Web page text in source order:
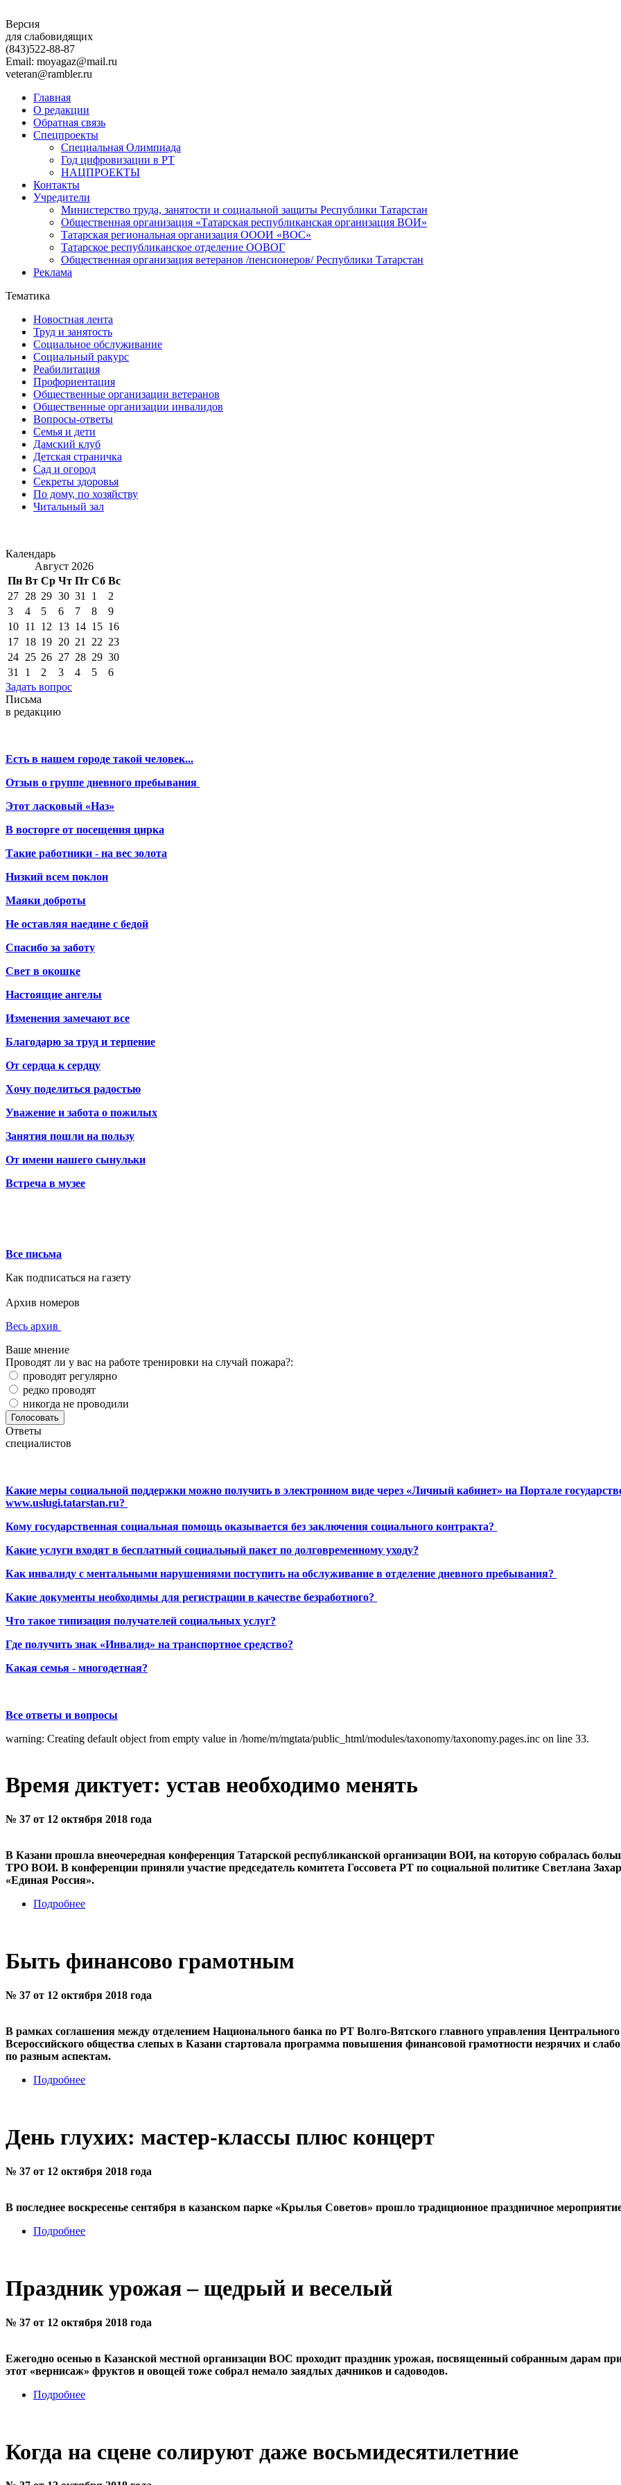
Версия
для слабовидящих
(843)522-88-87
Email: moyagaz@mail.ru
veteran@rambler.ru
Главная
О редакции
Обратная связь
Спецпроекты
Специальная Олимпиада
Год цифровизации в РТ
НАЦПРОЕКТЫ
Контакты
Учредители
Министерство труда, занятости и социальной защиты Республики Татарстан
Общественная организация «Татарская республиканская организация ВОИ»
Татарская региональная организация ОООИ «ВОС»
Татарское республиканское отделение ООВОГ
Общественная организация ветеранов /пенсионеров/ Республики Татарстан
Реклама
Тематика
Новостная лента
Труд и занятость
Социальное обслуживание
Социальный ракурс
Реабилитация
Профориентация
Общественные организации ветеранов
Общественные организации инвалидов
Вопросы-ответы
Семья и дети
Дамский клуб
Детская страничка
Сад и огород
Секреты здоровья
По дому, по хозяйству
Читальный зал
Календарь
Август 2026
Пн Вт Ср Чт Пт Сб Вс
27 28 29 30 31 1
2
3
4 5 6 7 8
9
10 11 12 13 14 15 16
17 18 19 20 21 22 23
24 25 26 27 28 29 30
31
1 2 3 4 5
6
Задать вопрос
Письма
в редакцию
Есть в нашем городе такой человек...
Отзыв о группе дневного пребывания
Этот ласковый «Наз»
В восторге от посещения цирка
Такие работники - на вес золота
Низкий всем поклон
Маяки доброты
Не оставляя наедине с бедой
Спасибо за заботу
Свет в окошке
Настоящие ангелы
Изменения замечают все
Благодарю за труд и терпение
От сердца к сердцу
Хочу поделиться радостью
Уважение и забота о пожилых
Занятия пошли на пользу
От имени нашего сынульки
Встреча в музее
Все письма
Как подписаться на газету
Архив номеров
Весь архив
Ваше мнение
Проводят ли у вас на работе тренировки на случай пожара?:
проводят регулярно
редко проводят
никогда не проводили
Ответы
специалистов
Какие меры социальной поддержки можно получить в электронном виде через «Личный кабинет» на Портале
www.uslugi.tatarstan.ru?
Кому государственная социальная помощь оказывается без заключения социального контракта?
Какие услуги входят в бесплатный социальный пакет по долговременному уходу?
Как инвалиду с ментальными нарушениями поступить на обслуживание в отделение дневного пребывания?
Какие документы необходимы для регистрации в качестве безработного?
Что такое типизация получателей социальных услуг?
Где получить знак «Инвалид» на транспортное средство?
Какая семья - многодетная?
Все ответы и вопросы
warning: Creating default object from empty value in /home/m/mgtata/public_html/modules/taxonomy/taxonomy.pages.inc on line 33.
Время диктует: устав необходимо менять
№ 37 от 12 октября 2018 года
В Казани прошла внеочередная конференция Татарской республиканской организации ВОИ, на которую собралась
ТРО ВОИ. В конференции приняли участие председатель комитета Госсовета РТ по социальной политике Светлана
«Единая Россия».
Подробнее
Быть финансово грамотным
№ 37 от 12 октября 2018 года
В рамках соглашения между отделением Национального банка по РТ Волго-Вятского главного управления
Всероссийского общества слепых в Казани стартовала программа повышения финансовой грамотности незрячих и
по разным аспектам.
Подробнее
День глухих: мастер-классы плюс концерт
№ 37 от 12 октября 2018 года
В последнее воскресенье сентября в казанском парке «Крылья Советов» прошло традиционное праздничное
Подробнее
Праздник урожая – щедрый и веселый
№ 37 от 12 октября 2018 года
Ежегодно осенью в Казанской местной организации ВОС проходит праздник урожая, посвященный собранным дарам
этот «вернисаж» фруктов и овощей тоже собрал немало заядлых дачников и садоводов.
Подробнее
Когда на сцене солируют даже восьмидесятилетние